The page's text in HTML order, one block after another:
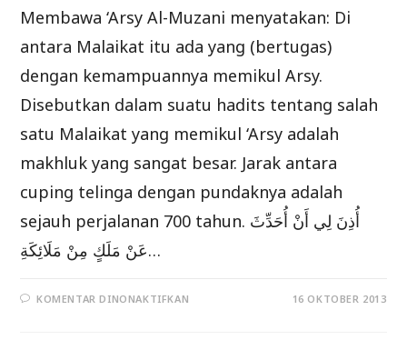
Membawa ‘Arsy Al-Muzani menyatakan: Di
antara Malaikat itu ada yang (bertugas)
dengan kemampuannya memikul Arsy.
Disebutkan dalam suatu hadits tentang salah
satu Malaikat yang memikul ‘Arsy adalah
makhluk yang sangat besar. Jarak antara
cuping telinga dengan pundaknya adalah
sejauh perjalanan 700 tahun. أُذِنَ لِي أَنْ أُحَدِّثَ
عَنْ مَلَكٍ مِنْ مَلَائِكَةِ…
KOMENTAR DINONAKTIFKAN 16 OKTOBER 2013